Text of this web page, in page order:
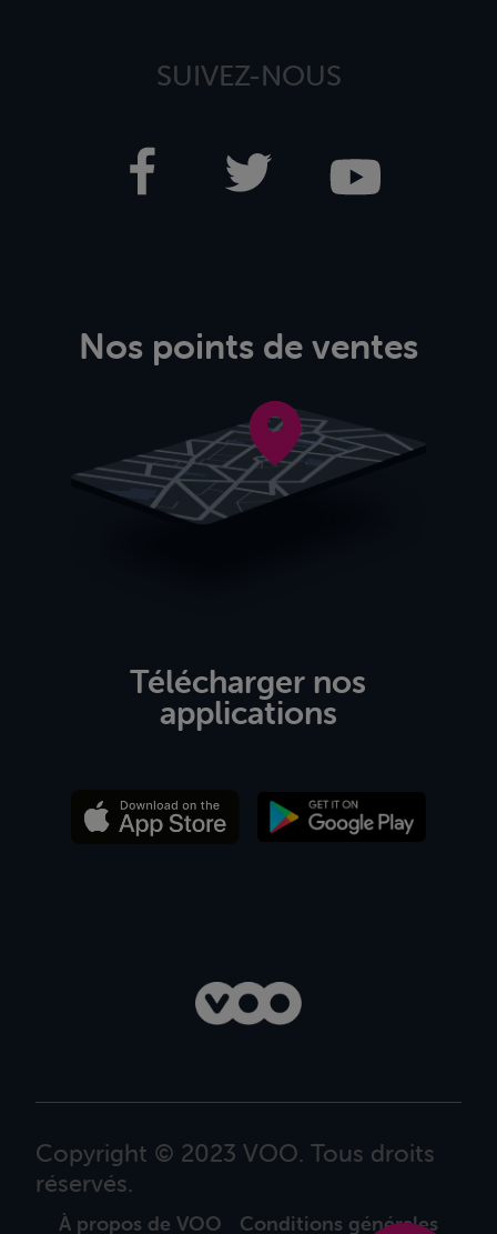
SUIVEZ-NOUS
Nos points de ventes
Télécharger nos
applications
Copyright © 2023 VOO. Tous droits
réservés.
À propos de VOO Conditions générales